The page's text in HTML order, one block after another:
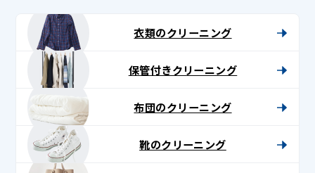
衣類のクリーニング
保管付きクリーニング
布団のクリーニング
靴のクリーニング